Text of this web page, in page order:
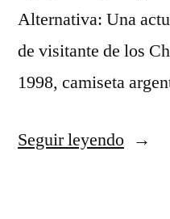
Alternativa: Una
de visitante de los
1998, camiseta
Seguir leyendo